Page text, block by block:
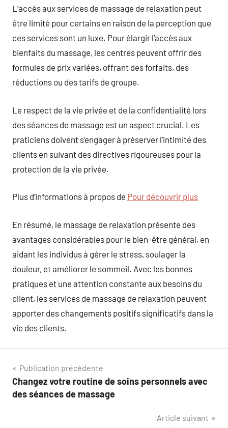
L’accès aux services de massage de relaxation peut
être limité pour certains en raison de la perception que
ces services sont un luxe. Pour élargir l’accès aux
bienfaits du massage, les centres peuvent offrir des
formules de prix variées, offrant des forfaits, des
réductions ou des tarifs de groupe.
Le respect de la vie privée et de la confidentialité lors
des séances de massage est un aspect crucial. Les
praticiens doivent s’engager à préserver l’intimité des
clients en suivant des directives rigoureuses pour la
protection de la vie privée.
Plus d’informations à propos de Pour découvrir plus
En résumé, le massage de relaxation présente des
avantages considérables pour le bien-être général, en
aidant les individus à gérer le stress, soulager la
douleur, et améliorer le sommeil. Avec les bonnes
pratiques et une attention constante aux besoins du
client, les services de massage de relaxation peuvent
apporter des changements positifs significatifs dans la
vie des clients.
Navigation
de
Publication précédente
Changez votre routine de soins personnels avec
des séances de massage
Article suivant